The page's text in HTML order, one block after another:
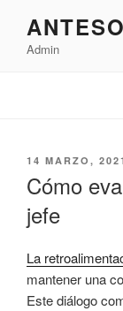
contenido
Admin
PUBLICADO
14 MARZO, 2021
Cómo
jefe
La
mantener una
Este diálogo